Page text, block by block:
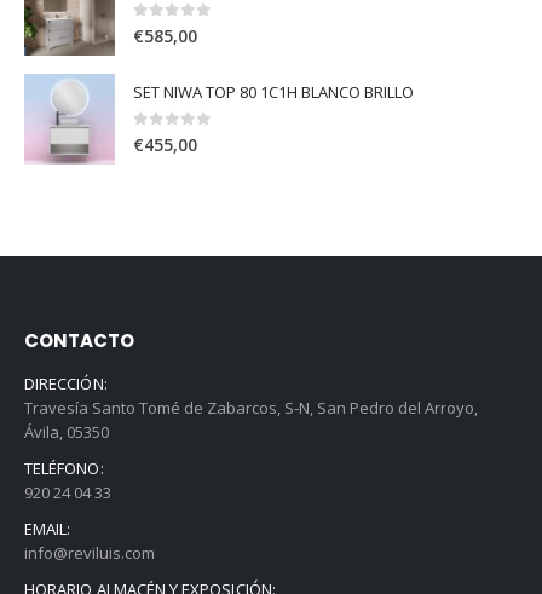
0out of 5
€585,00
SET NIWA TOP 80 1C1H BLANCO BRILLO
0 out of 5
€455,00
CONTACTO
DIRECCIÓN:
Travesía Santo Tomé de Zabarcos, S-N, San Pedro del Arroyo,
Ávila, 05350
TELÉFONO:
920 24 04 33
EMAIL:
info@reviluis.com
HORARIO ALMACÉN Y EXPOSICIÓN: